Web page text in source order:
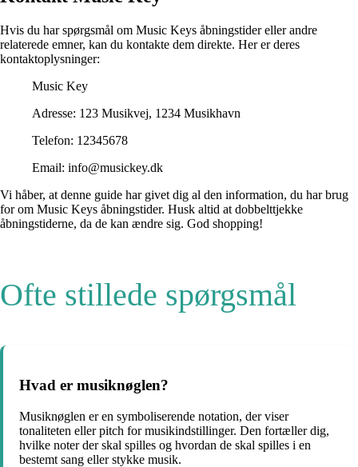
Hvis du har spørgsmål om Music Keys åbningstider eller andre
relaterede emner, kan du kontakte dem direkte. Her er deres
kontaktoplysninger:
Music Key
Adresse: 123 Musikvej, 1234 Musikhavn
Telefon: 12345678
Email: info@musickey.dk
Vi håber, at denne guide har givet dig al den information, du har brug
for om Music Keys åbningstider. Husk altid at dobbelttjekke
åbningstiderne, da de kan ændre sig. God shopping!
Ofte stillede spørgsmål
Hvad er musiknøglen?
Musiknøglen er en symboliserende notation, der viser
tonaliteten eller pitch for musikindstillinger. Den fortæller dig,
hvilke noter der skal spilles og hvordan de skal spilles i en
bestemt sang eller stykke musik.